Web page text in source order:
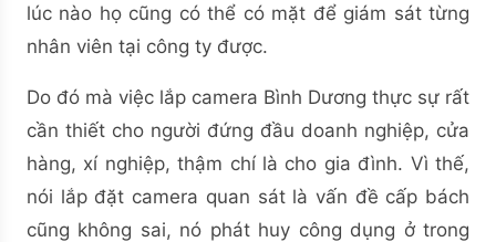
lúc nào họ cũng có thể có mặt để giám sát từng
nhân viên tại công ty được.
Do đó mà việc lắp camera Bình Dương thực sự rất
cần thiết cho người đứng đầu doanh nghiệp, cửa
hàng, xí nghiệp, thậm chí là cho gia đình. Vì thế,
nói lắp đặt camera quan sát là vấn đề cấp bách
cũng không sai, nó phát huy công dụng ở trong